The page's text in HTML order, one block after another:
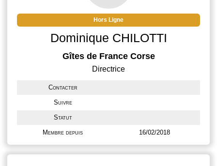
Hors Ligne
Dominique CHILOTTI
Gîtes de France Corse
Directrice
Contacter
Suivre
Statut
Membre depuis 16/02/2018